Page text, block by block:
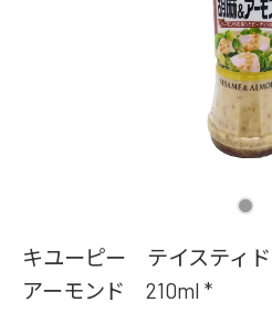
キユーピー テイスティ
アーモンド 210ml *